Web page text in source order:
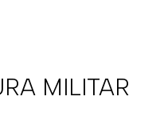
MILITAR